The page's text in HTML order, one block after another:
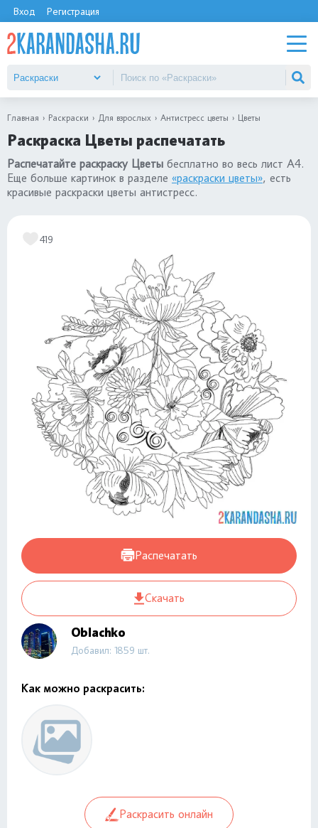
Вход Регистрация
Главная Раскраски Для взрослых Антистресс цветы Цветы
Раскраска Цветы распечатать
Распечатайте раскраску Цветы бесплатно во весь лист А4.
Еще больше картинок в разделе «раскраски цветы», есть
красивые раскраски цветы антистресс.
419
Распечатать
Скачать
Oblachko
Добавил: 1859 шт.
Как можно раскрасить:
Раскрасить онлайн